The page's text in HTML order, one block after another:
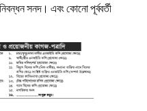
সনদ। এবং কোনো পূর্ববর্তী